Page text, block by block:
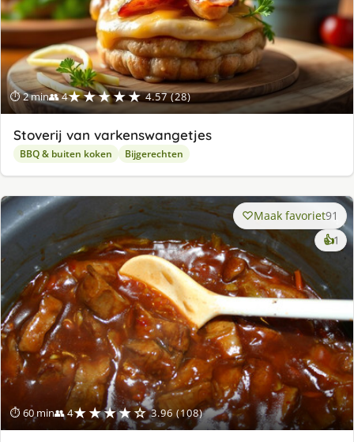
⏱ 2 min👥 4★★★★★ 4.57 (28)
Stoverij van varkenswangetjes
BBQ & buiten koken Bijgerechten
⏱ 60 min👥 4★★★★☆ 3.96 (108)
Maak favoriet91
👍1